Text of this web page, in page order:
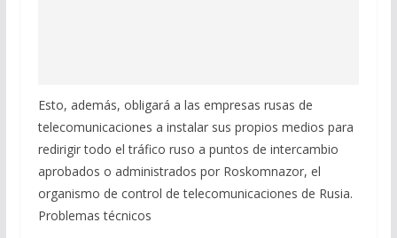
Esto, además, obligará a las empresas rusas de
telecomunicaciones a instalar sus propios medios para
redirigir todo el tráfico ruso a puntos de intercambio
aprobados o administrados por Roskomnazor, el
organismo de control de telecomunicaciones de Rusia.
Problemas técnicos